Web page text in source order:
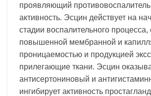
проявляющий
активность. Эсцин действует на
стадии воспалительного процесса,
повышенной мембранной и
проницаемостью и продукцией
прилегающие ткани. Эсцин
антисертониновый и
ингибирует активность